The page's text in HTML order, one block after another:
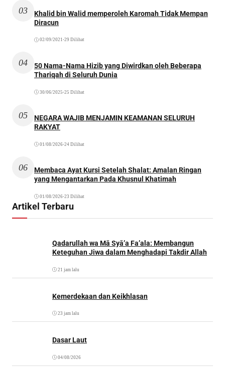
03
Khalid bin Walid memperoleh Karomah Tidak Mempan
Diracun
02/09/2021 •29 Dilihat
04
50 Nama-Nama Hizib yang Diwirdkan oleh Beberapa
Thariqah di Seluruh Dunia
30/06/2025 •25 Dilihat
05
NEGARA WAJIB MENJAMIN KEAMANAN SELURUH
RAKYAT
01/08/2026•24 Dilihat
06
Membaca Ayat Kursi Setelah Shalat: Amalan Ringan
yang Mengantarkan Pada Khusnul Khatimah
01/08/2026•23 Dilihat
Artikel Terbaru
Qadarullah wa Mā Syā’a Fa’ala: Membangun
Keteguhan Jiwa dalam Menghadapi Takdir Allah
21 jam lalu
Kemerdekaan dan Keikhlasan
23 jam lalu
Dasar Laut
04/08/2026